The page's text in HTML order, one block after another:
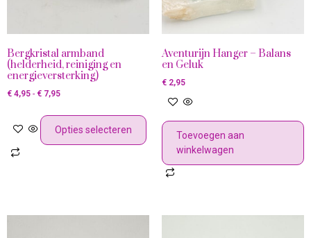
Bergkristal armband
(helderheid, reiniging en
energieversterking)
€ 4,95 - € 7,95
Opties selecteren
Aventurijn Hanger – Balans
en Geluk
€2,95
Toevoegen aan
winkelwagen